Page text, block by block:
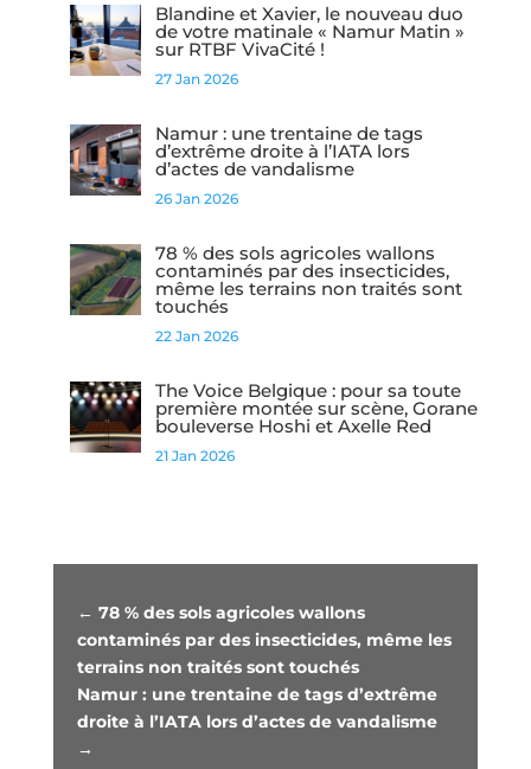
Blandine et Xavier, le nouveau duo
de votre matinale « Namur Matin »
sur RTBF VivaCité !
27 Jan 2026
Namur : une trentaine de tags
d’extrême droite à l’IATA lors
d’actes de vandalisme
26 Jan 2026
78 % des sols agricoles wallons
contaminés par des insecticides,
même les terrains non traités sont
touchés
22 Jan 2026
The Voice Belgique : pour sa toute
première montée sur scène, Gorane
bouleverse Hoshi et Axelle Red
21 Jan 2026
← 78 % des sols agricoles wallons
contaminés par des insecticides, même les
terrains non traités sont touchés
Namur : une trentaine de tags d’extrême
droite à l’IATA lors d’actes de vandalisme
→